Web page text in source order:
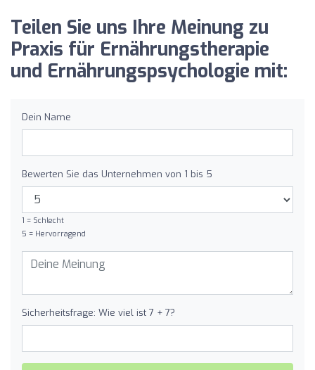
Teilen Sie uns Ihre Meinung zu
Praxis für Ernährungstherapie
und Ernährungspsychologie mit:
Dein Name
Bewerten Sie das Unternehmen von 1 bis 5
1 = Schlecht
5 = Hervorragend
Sicherheitsfrage: Wie viel ist 7 + 7?